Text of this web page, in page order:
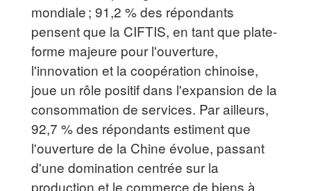
mondiale ; 91,2 % des répondants
pensent que la CIFTIS, en tant que plate-
forme majeure pour l'ouverture,
l'innovation et la coopération chinoise,
joue un rôle positif dans l'expansion de la
consommation de services. Par ailleurs,
92,7 % des répondants estiment que
l'ouverture de la Chine évolue, passant
d'une domination centrée sur la
production et le commerce de biens à